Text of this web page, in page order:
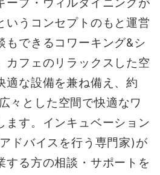
ープ・ウィルダイニングが
いうコンセプトのもと運営
もできるコワーキング&シ
カフェのリラックスした空
適な設備を兼ね備え、約
々とした空間で快適なワ
ます。インキュベーション
ドバイスを行う専門家)が
する方の相談・サポートを